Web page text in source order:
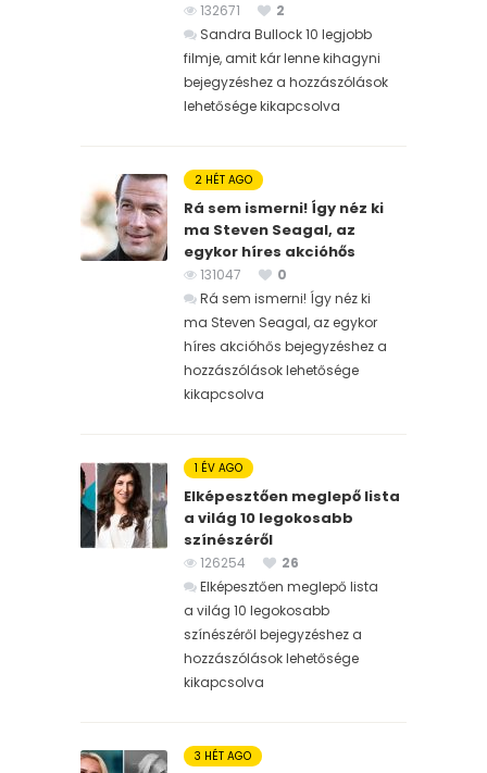
132671
2
Sandra Bullock 10 legjobb
filmje, amit kár lenne kihagyni
bejegyzéshez a hozzászólások
lehetősége kikapcsolva
2 HÉT AGO
Rá sem ismerni! Így néz ki
ma Steven Seagal, az
egykor híres akcióhős
131047
0
Rá sem ismerni! Így néz ki
ma Steven Seagal, az egykor
híres akcióhős bejegyzéshez a
hozzászólások lehetősége
kikapcsolva
1 ÉV AGO
Elképesztően meglepő lista
a világ 10 legokosabb
színészéről
126254
26
Elképesztően meglepő lista
a világ 10 legokosabb
színészéről bejegyzéshez a
hozzászólások lehetősége
kikapcsolva
3 HÉT AGO